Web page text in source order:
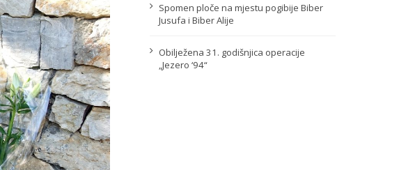
Spomen ploče na mjestu pogibije Biber
Jusufa i Biber Alije
Obilježena 31. godišnjica operacije
„Jezero ‘94“